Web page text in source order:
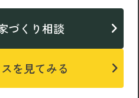
づくり相談
を見てみる